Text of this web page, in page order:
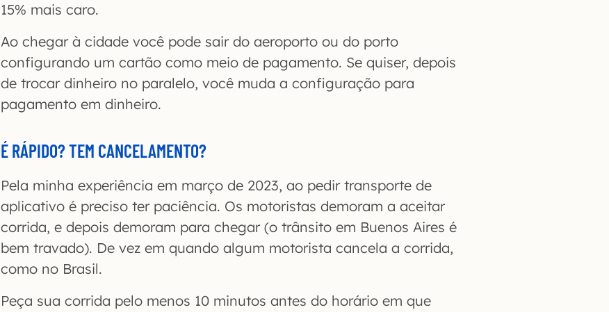
15% mais caro.
Ao chegar à cidade você pode sair do aeroporto ou do porto
configurando um cartão como meio de pagamento. Se quiser, depois
de trocar dinheiro no paralelo, você muda a configuração para
pagamento em dinheiro.
É RÁPIDO? TEM CANCELAMENTO?
Pela minha experiência em março de 2023, ao pedir transporte de
aplicativo é preciso ter paciência. Os motoristas demoram a aceitar
corrida, e depois demoram para chegar (o trânsito em Buenos Aires é
bem travado). De vez em quando algum motorista cancela a corrida,
como no Brasil.
Peça sua corrida pelo menos 10 minutos antes do horário em que